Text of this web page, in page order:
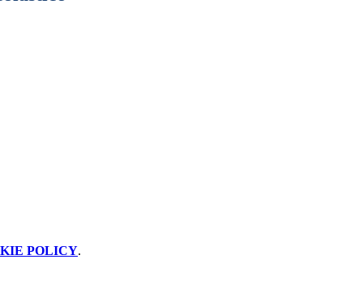
POLICY.